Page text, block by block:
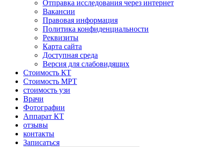
Отправка исследования через интернет
Вакансии
Правовая информация
Политика конфиденциальности
Реквизиты
Карта сайта
Доступная среда
Версия для слабовидящих
Стоимость КТ
Стоимость МРТ
стоимость узи
Врачи
Фотографии
Аппарат КТ
отзывы
контакты
Записаться